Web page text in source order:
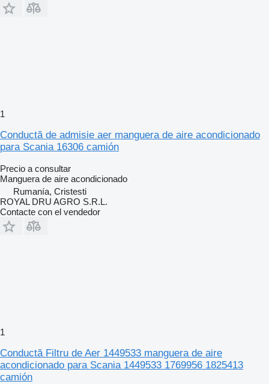
1
Conductă de admisie aer manguera de aire acondicionado
para Scania 16306 camión
Precio a consultar
Manguera de aire acondicionado
Rumanía, Cristesti
ROYAL DRU AGRO S.R.L.
Contacte con el vendedor
1
Conductă Filtru de Aer 1449533 manguera de aire
acondicionado para Scania 1449533 1769956 1825413
camión